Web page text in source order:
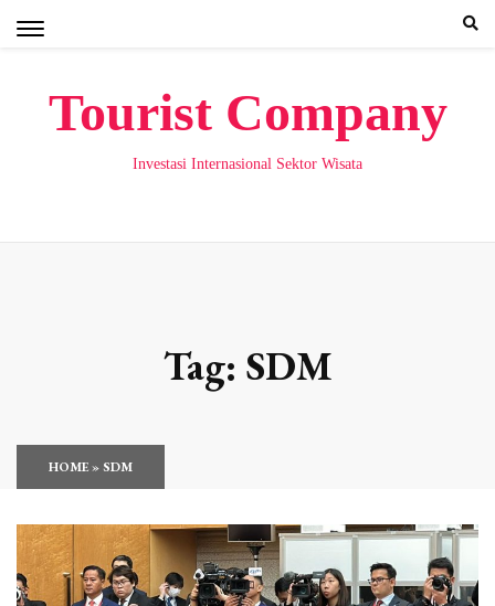
Tourist Company
Investasi Internasional Sektor Wisata
Tag: SDM
HOME»SDM